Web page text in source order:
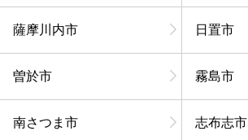
薩摩川内市 日置市
曽於市 霧島市
南さつま市 志布志市